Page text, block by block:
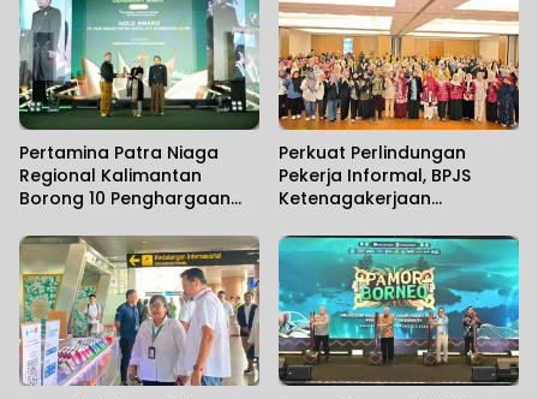
Pertamina Patra Niaga
Regional Kalimantan
Borong 10 Penghargaan
Perkuat Perlindungan
Pekerja Informal, BPJS
Ketenagakerjaan
Sosialisasi Bersama
Anggota Komisi IX DPR RI